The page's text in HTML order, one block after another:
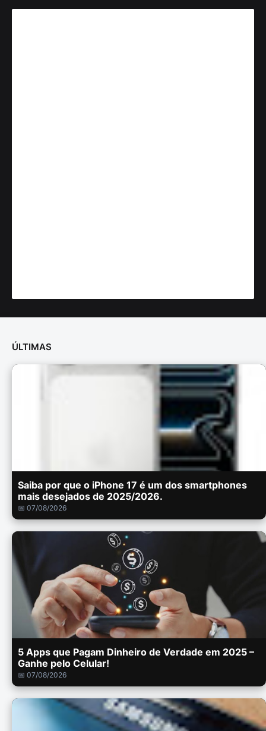
ÚLTIMAS
Saiba por que o iPhone 17 é um dos smartphones
mais desejados de 2025/2026.
📅 07/08/2026
5 Apps que Pagam Dinheiro de Verdade em 2025 –
Ganhe pelo Celular!
📅 07/08/2026